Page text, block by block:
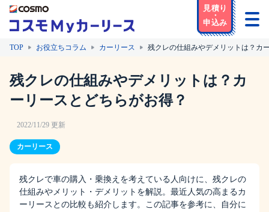
TOP お役立ちコラム カーリース 残クレの仕組みやデメリットは？カ
残クレの仕組みやデメリットは？カ
ーリースとどちらがお得？
2022/11/29 更新
カーリース
残クレで車の購入・乗換えを考えている人向けに、残クレの
仕組みやメリット・デメリットを解説。最近人気の高まるカ
ーリースとの比較も紹介します。この記事を参考に、自分に